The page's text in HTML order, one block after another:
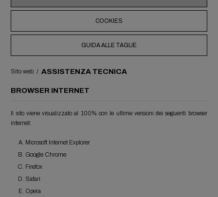
COOKIES
GUIDA ALLE TAGLIE
Sito web/ ASSISTENZA TECNICA
BROWSER INTERNET
Il sito viene visualizzato al 100% con le ultime versioni dei seguenti browser
internet:
Microsoft Internet Explorer
Google Chrome
Firefox
Safari
Opera